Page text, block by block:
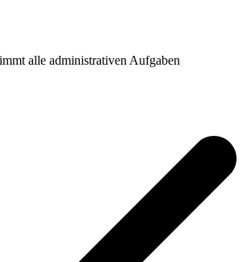
alle administrativen Aufgaben